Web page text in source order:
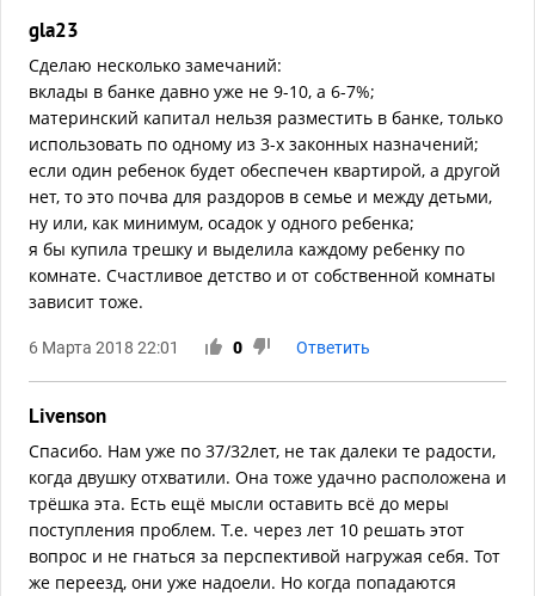
gla23
Сделаю несколько замечаний:
вклады в банке давно уже не 9-10, а 6-7%;
материнский капитал нельзя разместить в банке, только
использовать по одному из 3-х законных назначений;
если один ребенок будет обеспечен квартирой, а другой
нет, то это почва для раздоров в семье и между детьми,
ну или, как минимум, осадок у одного ребенка;
я бы купила трешку и выделила каждому ребенку по
комнате. Счастливое детство и от собственной комнаты
зависит тоже.
6 Марта 2018 22:01 0 Ответить
Livenson
Спасибо. Нам уже по 37/32лет, не так далеки те радости,
когда двушку отхватили. Она тоже удачно расположена и
трёшка эта. Есть ещё мысли оставить всё до меры
поступления проблем. Т.е. через лет 10 решать этот
вопрос и не гнаться за перспективой нагружая себя. Тот
же переезд, они уже надоели. Но когда попадаются